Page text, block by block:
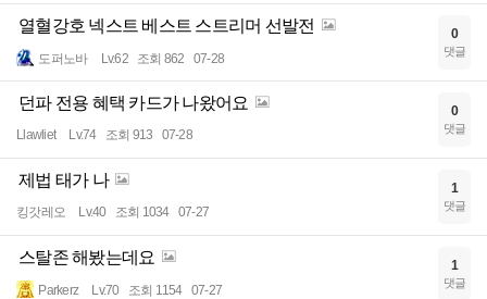
열혈강호 넥스트 베스트 스트리머 선발전
도퍼노바 Lv.62 조회 862 07-28
0
댓글
던파 전용 혜택 카드가 나왔어요
Llawliet Lv.74 조회 913 07-28
0
댓글
제법 태가 나
킹갓레오 Lv.40 조회 1034 07-27
1
댓글
스탈존 해봤는데요
Parkerz Lv.70 조회 1154 07-27
1
댓글